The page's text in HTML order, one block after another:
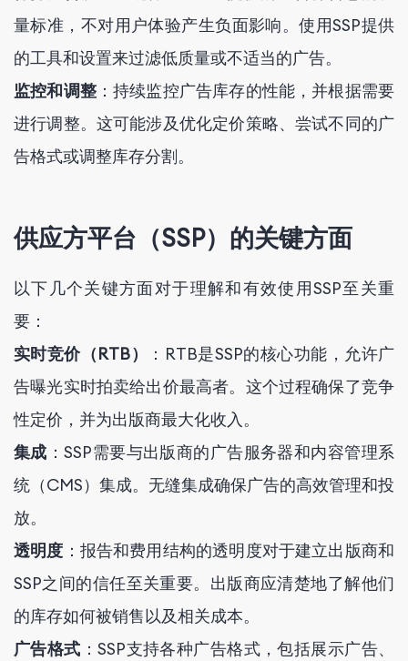
量标准，不对用户体验产生负面影响。使用SSP提供
的工具和设置来过滤低质量或不适当的广告。
监控和调整：持续监控广告库存的性能，并根据需要
进行调整。这可能涉及优化定价策略、尝试不同的广
告格式或调整库存分割。
供应方平台（SSP）的关键方面
以下几个关键方面对于理解和有效使用SSP至关重
要：
实时竞价（RTB）
：RTB是SSP的核心功能，允许广
告曝光实时拍卖给出价最高者。这个过程确保了竞争
性定价，并为出版商最大化收入。
集成 ：SSP需要与出版商的广告服务器和内容管理系
统（CMS）集成。无缝集成确保广告的高效管理和投
放。
透明度 ：报告和费用结构的透明度对于建立出版商和
SSP之间的信任至关重要。出版商应清楚地了解他们
的库存如何被销售以及相关成本。
广告格式 ：SSP支持各种广告格式，包括展示广告、